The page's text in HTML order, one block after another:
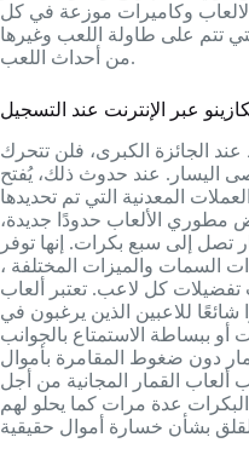
وكاميرات موزعة في كل
تتم على طاولة اللعب وغيرها
من أحداث اللعب.
عبر الإنترنت عند التسجيل
عند الجائزة الكبرى، فلن تتحرك
اليسار. عند حدوث ذلك، يُفتح
المعدنية التي تم تحديدها
الألعاب حدودًا جديدة،
تصل إلى سبع بكرات. إنها توفر
السمات والميزات المختلفة ،
كل لاعب. تعتبر ألعاب
شائعًا للاعبين الذين يرغبون في
أو ببساطة الاستمتاع بالجوانب
دون ضغوط المقامرة بأموال
ألعاب القمار المجانية من أجل
البكرات عدة مرات كما يحلو لهم